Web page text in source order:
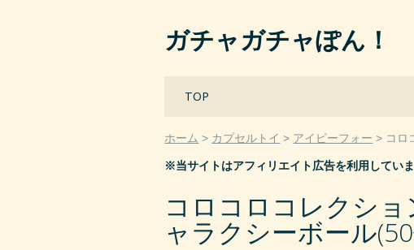
ガチャガチャぽん！
Main menu
TOP
ホーム カプセルトイ アイピーフォー コロ
※当サイトはアフィリエイト広告を利用してい
コロコロコレクシ
ャラクシーボール